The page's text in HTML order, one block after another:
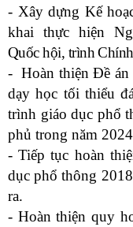
- Xây dựng Kế
khai thực hiện
Quốc hội, trình
- Hoàn thiện Đề án
dạy học tối thiểu
trình giáo dục phổ
phủ trong năm
- Tiếp tục hoàn
dục phổ thông
ra.
- Hoàn thiện quy